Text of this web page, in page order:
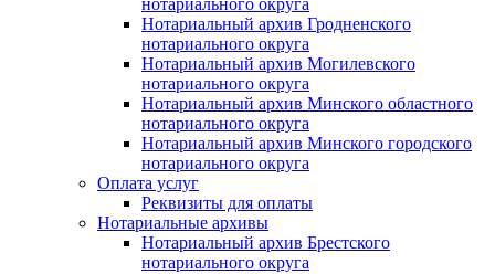
Нотариальный архив Гродненского
нотариального округа
Нотариальный архив Могилевского
нотариального округа
Нотариальный архив Минского областного
нотариального округа
Нотариальный архив Минского городского
нотариального округа
Оплата услуг
Реквизиты для оплаты
Нотариальные архивы
Нотариальный архив Брестского
нотариального округа